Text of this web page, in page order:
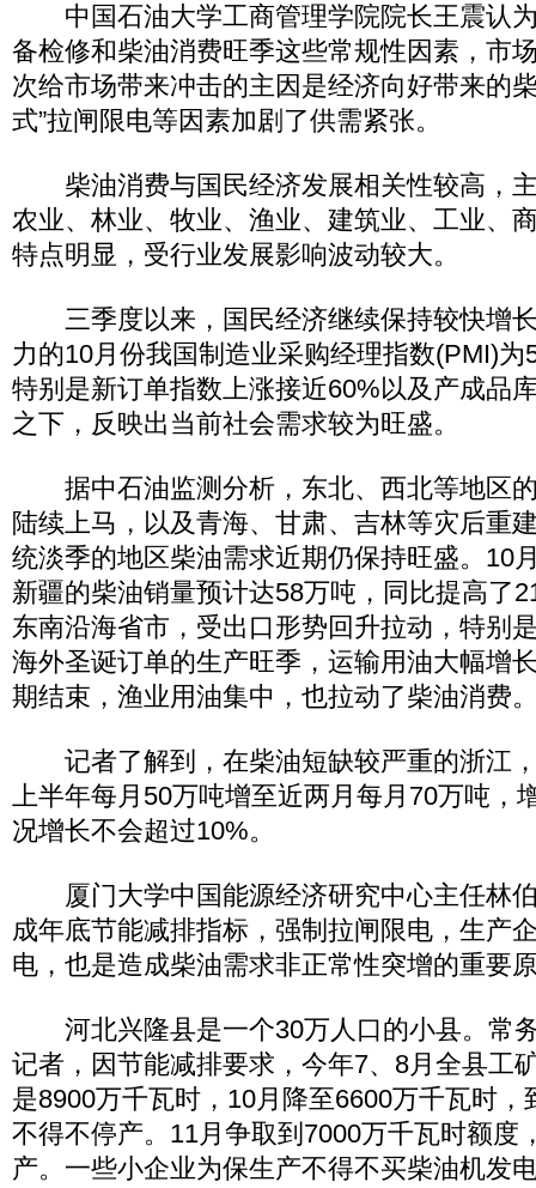
中国石油大学工商管理学院院长王震认
备检修和柴油消费旺季这些常规性因素，市
次给市场带来冲击的主因是经济向好带来的
式”拉闸限电等因素加剧了供需紧张。
柴油消费与国民经济发展相关性较高，
农业、林业、牧业、渔业、建筑业、工业、
特点明显，受行业发展影响波动较大。
三季度以来，国民经济继续保持较快增
力的10月份我国制造业采购经理指数(PMI)
特别是新订单指数上涨接近60%以及产成品
之下，反映出当前社会需求较为旺盛。
据中石油监测分析，东北、西北等地区
陆续上马，以及青海、甘肃、吉林等灾后重
统淡季的地区柴油需求近期仍保持旺盛。10
新疆的柴油销量预计达58万吨，同比提高了
东南沿海省市，受出口形势回升拉动，特别
海外圣诞订单的生产旺季，运输用油大幅增
期结束，渔业用油集中，也拉动了柴油消费
记者了解到，在柴油短缺较严重的浙江
上半年每月50万吨增至近两月每月70万吨，
况增长不会超过10%。
厦门大学中国能源经济研究中心主任林
成年底节能减排指标，强制拉闸限电，生产
电，也是造成柴油需求非正常性突增的重要
河北兴隆县是一个30万人口的小县。常
记者，因节能减排要求，今年7、8月全县工
是8900万千瓦时，10月降至6600万千瓦时，
不得不停产。11月争取到7000万千瓦时额度
产。一些小企业为保生产不得不买柴油机发